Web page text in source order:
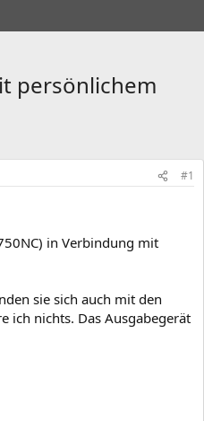
persönlichem
#1
in Verbindung mit
sie sich auch mit den
ich nichts. Das Ausgabegerät